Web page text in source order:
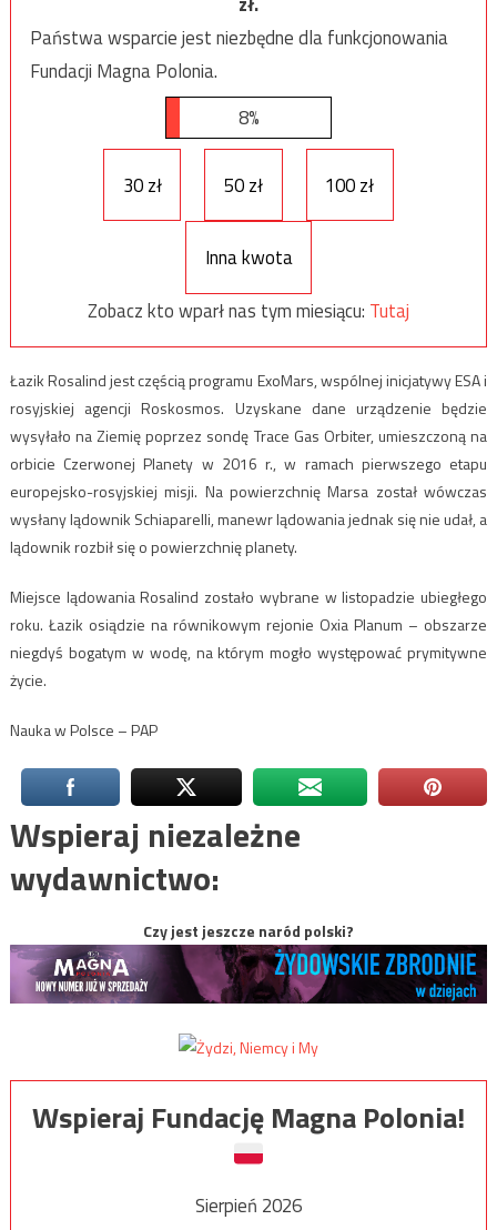
Państwa wsparcie jest niezbędne dla funkcjonowania
Fundacji Magna Polonia.
8%
30 zł 50 zł 100 zł
Inna kwota
Zobacz kto wparł nas tym miesiącu: Tutaj
Łazik Rosalind jest częścią programu ExoMars, wspólnej inicjatywy ESA i
rosyjskiej agencji Roskosmos. Uzyskane dane urządzenie będzie
wysyłało na Ziemię poprzez sondę Trace Gas Orbiter, umieszczoną na
orbicie Czerwonej Planety w 2016 r., w ramach pierwszego etapu
europejsko-rosyjskiej misji. Na powierzchnię Marsa został wówczas
wysłany lądownik Schiaparelli, manewr lądowania jednak się nie udał, a
lądownik rozbił się o powierzchnię planety.
Miejsce lądowania Rosalind zostało wybrane w listopadzie ubiegłego
roku. Łazik osiądzie na równikowym rejonie Oxia Planum – obszarze
niegdyś bogatym w wodę, na którym mogło występować prymitywne
życie.
Nauka w Polsce – PAP
Wspieraj niezależne
wydawnictwo:
Czy jest jeszcze naród polski?
Wspieraj Fundację Magna Polonia!
Sierpień 2026